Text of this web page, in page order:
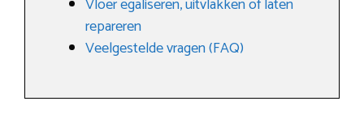
repareren
Veelgestelde vragen (FAQ)